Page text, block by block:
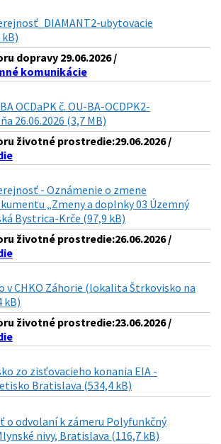
ubytovacie
dopravy 29.06.2026 /
komunikácie
OCDaPK č. OU-BA-OCDPK2-
26.06.2026 (3,7 MB)
životné prostredie:29.06.2026 /
- Oznámenie o zmene
„Zmeny a doplnky 03 Územný
Bystrica-Krče (97,9 kB)
životné prostredie:26.06.2026 /
v CHKO Záhorie (lokalita Štrkovisko na
kB)
životné prostredie:23.06.2026 /
zo zisťovacieho konania EIA -
Bratislava (534,4 kB)
o odvolaní k zámeru Polyfunkčný
nivy, Bratislava (116,7 kB)